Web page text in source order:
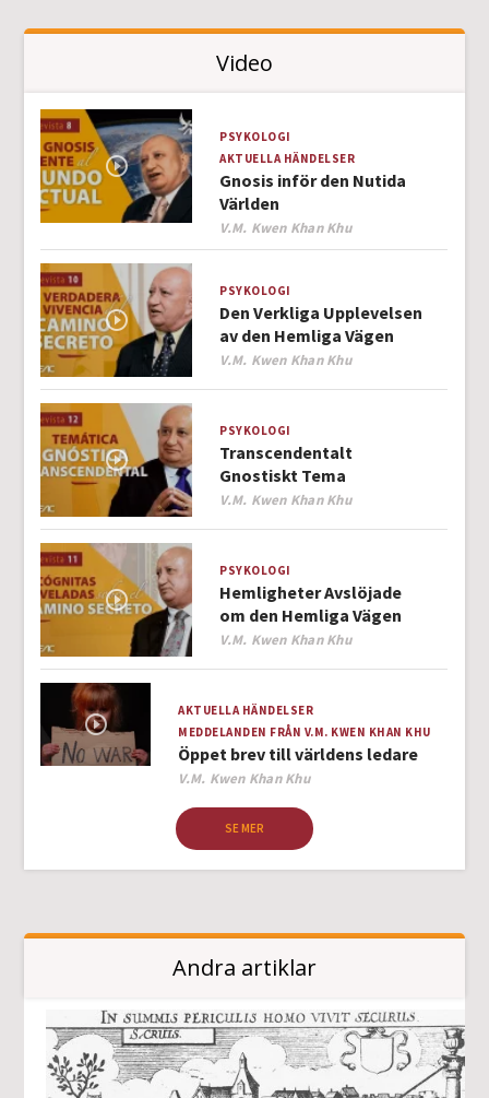
Video
PSYKOLOGI
AKTUELLA HÄNDELSER
Gnosis inför den Nutida
Världen
Author
V.M. Kwen Khan Khu
PSYKOLOGI
Den Verkliga Upplevelsen
av den Hemliga Vägen
Author
V.M. Kwen Khan Khu
PSYKOLOGI
Transcendentalt
Gnostiskt Tema
Author
V.M. Kwen Khan Khu
PSYKOLOGI
Hemligheter Avslöjade
om den Hemliga Vägen
Author
V.M. Kwen Khan Khu
AKTUELLA HÄNDELSER
MEDDELANDEN FRÅN V.M. KWEN KHAN KHU
Öppet brev till världens ledare
Author
V.M. Kwen Khan Khu
SE MER
Andra artiklar